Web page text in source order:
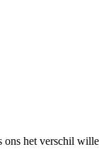
ons het verschil